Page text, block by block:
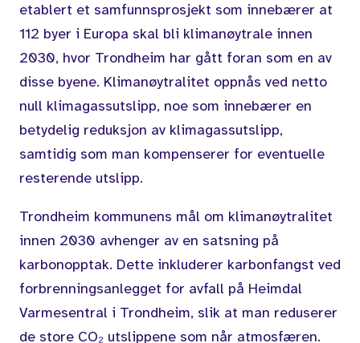
etablert et samfunnsprosjekt som innebærer at
112 byer i Europa skal bli klimanøytrale innen
2030, hvor Trondheim har gått foran som en av
disse byene. Klimanøytralitet oppnås ved netto
null klimagassutslipp, noe som innebærer en
betydelig reduksjon av klimagassutslipp,
samtidig som man kompenserer for eventuelle
resterende utslipp.
Trondheim kommunens mål om klimanøytralitet
innen 2030 avhenger av en satsning på
karbonopptak. Dette inkluderer karbonfangst ved
forbrenningsanlegget for avfall på Heimdal
Varmesentral i Trondheim, slik at man reduserer
de store CO₂ utslippene som når atmosfæren.